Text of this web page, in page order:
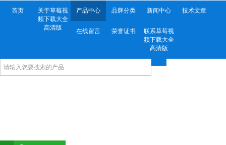
首页
关于草莓视
频下载大全
高清版
产品中心 品牌分类 新闻中心 技术文章
在线留言 荣誉证书
联系草莓视
频下载大全
高清版